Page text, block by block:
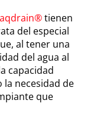
tienen
del especial
al tener una
del agua al
capacidad
necesidad de
que